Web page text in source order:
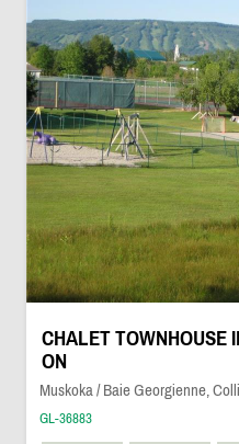
CHALET TOWNHOUSE
ON
Muskoka / Baie Georgienne,
GL-36883